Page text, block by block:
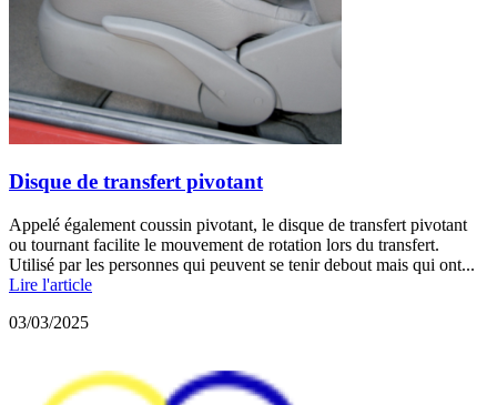
Disque de transfert pivotant
Appelé également coussin pivotant, le disque de transfert pivotant
ou tournant facilite le mouvement de rotation lors du transfert.
Utilisé par les personnes qui peuvent se tenir debout mais qui ont...
Lire l'article
03/03/2025